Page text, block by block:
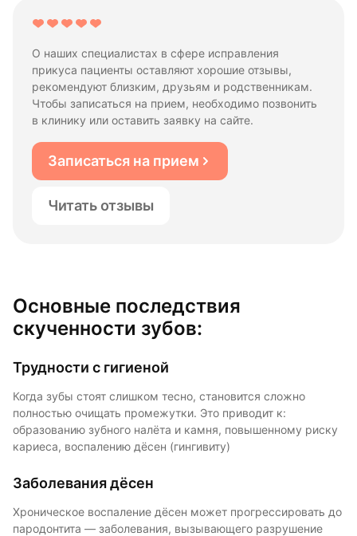
О наших специалистах в сфере исправления
прикуса пациенты оставляют хорошие отзывы,
рекомендуют близким, друзьям и родственникам.
Чтобы записаться на прием, необходимо позвонить
в клинику или оставить заявку на сайте.
Записаться на прием
Читать отзывы
Основные последствия
скученности зубов:
Трудности с гигиеной
Когда зубы стоят слишком тесно, становится сложно
полностью очищать промежутки. Это приводит к:
образованию зубного налёта и камня, повышенному риску
кариеса, воспалению дёсен (гингивиту)
Заболевания дёсен
Хроническое воспаление дёсен может прогрессировать до
пародонтита — заболевания, вызывающего разрушение